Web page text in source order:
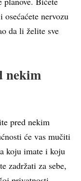
nervozu
da li želite sve
nekim
pred nekim
će vas mučiti
koju imate i koju
zadržati za sebe,